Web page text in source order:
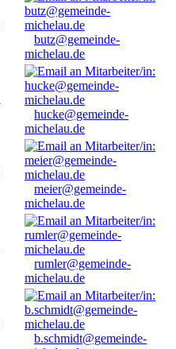
butz@gemeinde-
michelau.de
hucke@gemeinde-
michelau.de
meier@gemeinde-
michelau.de
rumler@gemeinde-
michelau.de
b.schmidt@gemeinde-